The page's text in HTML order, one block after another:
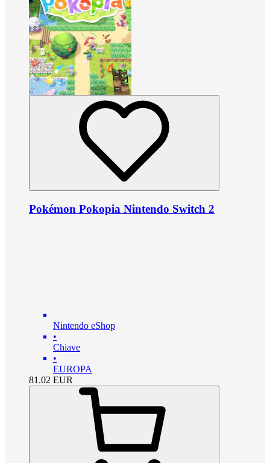
Pokémon Pokopia Nintendo Switch 2
Nintendo eShop
•
Chiave
•
EUROPA
81.02 EUR